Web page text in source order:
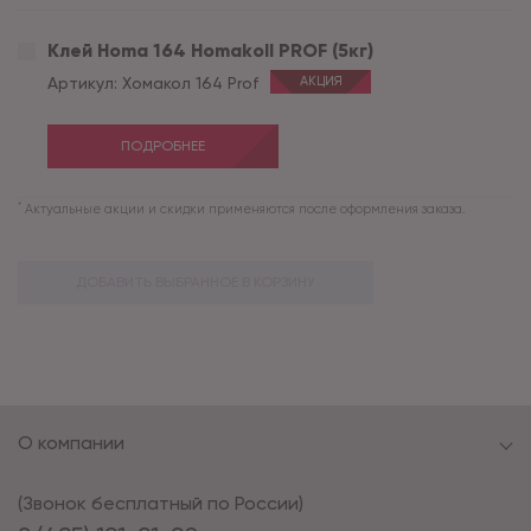
Клей Homa 164 Homakoll PROF (5кг)
Артикул: Хомакол 164 Prof АКЦИЯ
ПОДРОБНЕЕ
* Актуальные акции и скидки применяются после оформления заказа.
(Звонок бесплатный по России)
О компании